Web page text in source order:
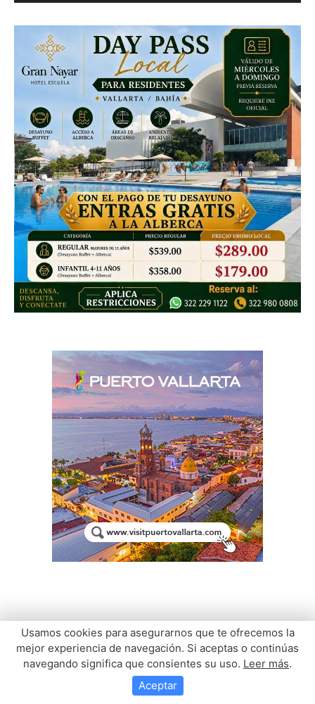
Usamos cookies para asegurarnos que te ofrecemos la
mejor experiencia de navegación. Si aceptas o continúas
navegando significa que consientes su uso. Leer más.
Aceptar